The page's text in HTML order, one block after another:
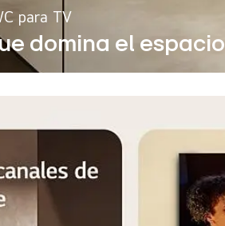
para TV
domina el espacio